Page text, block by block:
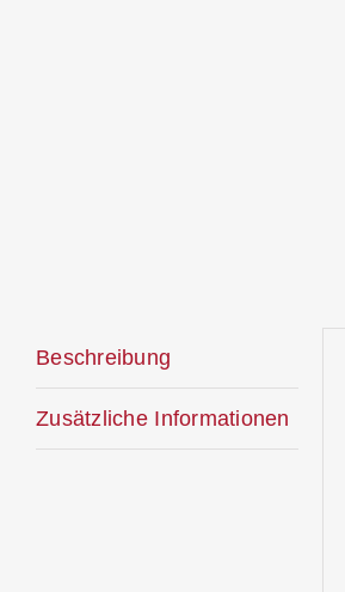
Beschreibung
Zusätzliche Informationen